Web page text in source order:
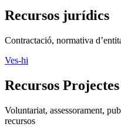
Recursos jurídics
Contractació, normativa
Ves-hi
Recursos Projectes
Voluntariat, assessorament,
recursos